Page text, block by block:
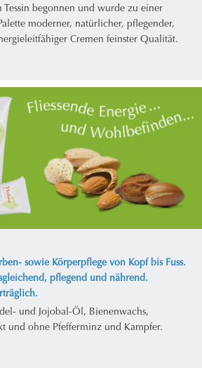
Tessin begonnen und wurde zu einer
moderner, natürlicher, pflegender,
Cremen feinster Qualität.
sowie Körperpflege von Kopf bis Fuss.
pflegend und nährend.
und Jojobal-Öl, Bienenwachs,
und ohne Pfefferminz und Kampfer.